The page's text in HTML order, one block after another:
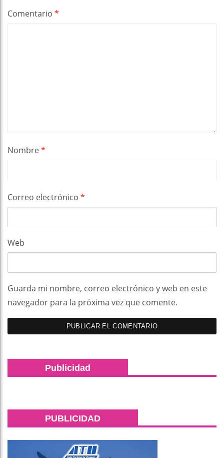
Comentario *
Nombre*
Correo electrónico *
Web
Guarda mi nombre, correo electrónico y web en este
navegador para la próxima vez que comente.
Publicidad
PUBLICIDAD